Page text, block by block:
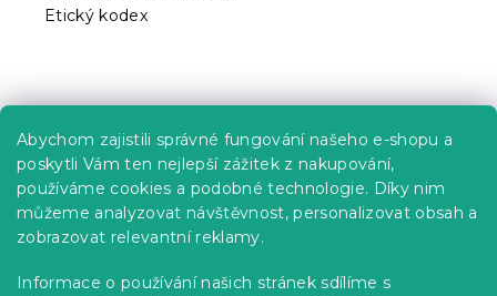
Abychom zajistili správné fungování našeho e-shopu a
poskytli Vám ten nejlepší zážitek z nakupování,
používáme cookies a podobné technologie. Díky nim
můžeme analyzovat návštěvnost, personalizovat obsah a
zobrazovat relevantní reklamy.
Informace o používání našich stránek sdílíme s
Etický kodex
Kariéra
Poptávky a B2B spolupráce
Proč se u nás registrovat?
Věrnostní program - Sleva až 10 %